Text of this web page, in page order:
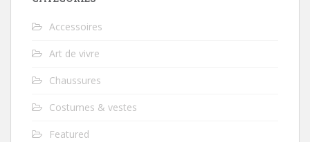
Accessoires
Art de vivre
Chaussures
Costumes & vestes
Featured